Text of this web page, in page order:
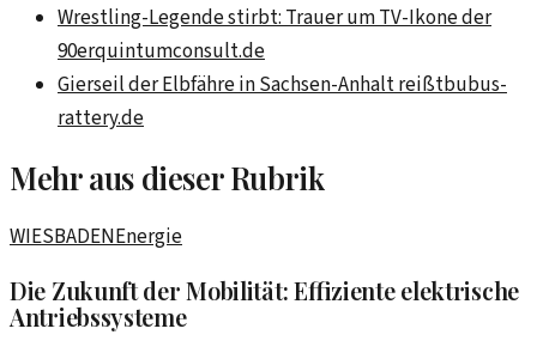
Wrestling-Legende stirbt: Trauer um TV-Ikone der
90erquintumconsult.de
Gierseil der Elbfähre in Sachsen-Anhalt reißtbubus-
rattery.de
Mehr aus dieser Rubrik
WIESBADENEnergie
Die Zukunft der Mobilität: Effiziente elektrische
Antriebssysteme